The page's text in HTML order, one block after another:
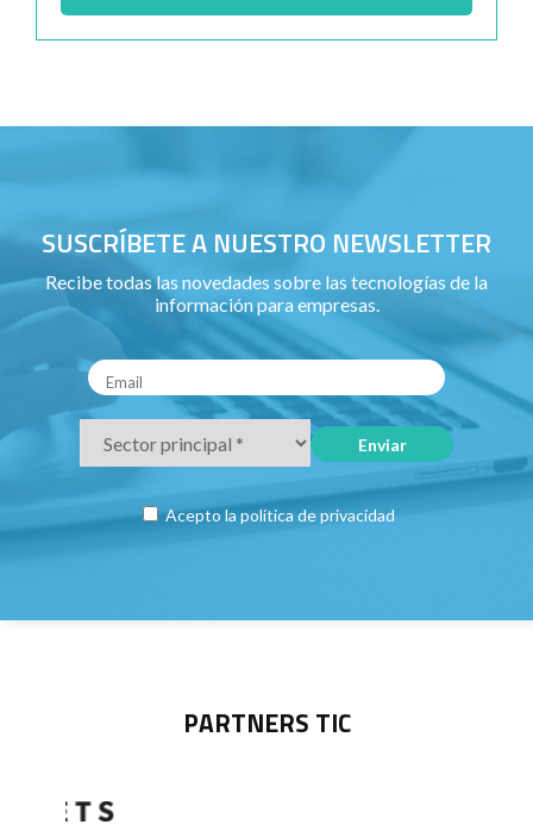
SUSCRÍBETE A NUESTRO NEWSLETTER
Recibe todas las novedades sobre las tecnologías de la
información para empresas.
Acepto la política de privacidad
PARTNERS TIC